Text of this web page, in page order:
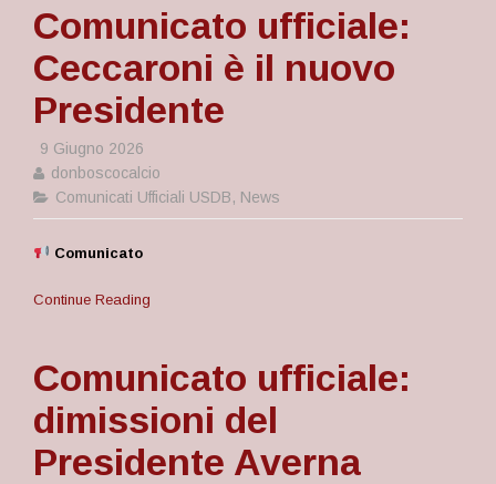
Comunicato ufficiale:
Ceccaroni è il nuovo
Presidente
9 Giugno 2026
donboscocalcio
Comunicati Ufficiali USDB, News
Comunicato
Continue Reading
Comunicato ufficiale:
dimissioni del
Presidente Averna